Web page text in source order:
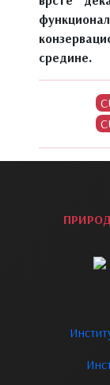
средине.